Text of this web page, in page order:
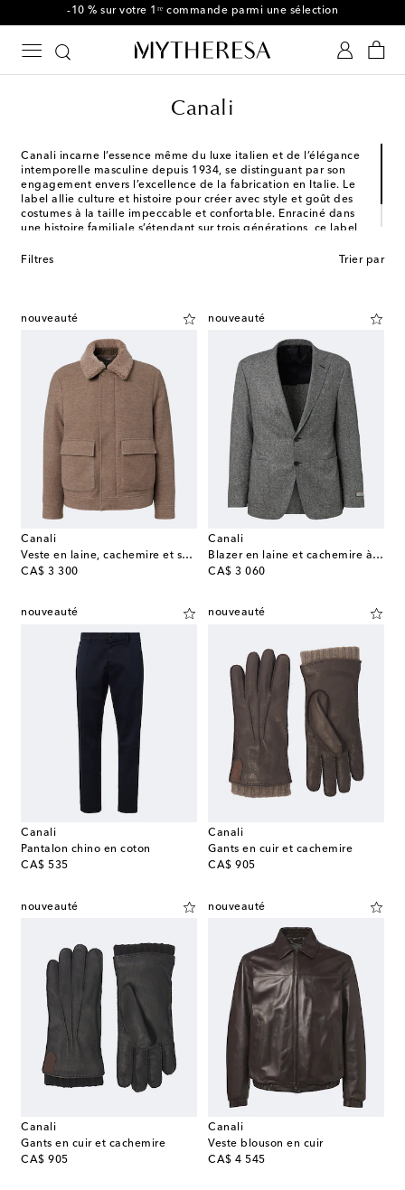
-10 % sur votre 1ʳᵉ commande parmi une sélection
Canali
Canali incarne l’essence même du luxe italien et de l’élégance
intemporelle masculine depuis 1934, se distinguant par son
engagement envers l’excellence de la fabrication en Italie. Le
label allie culture et histoire pour créer avec style et goût des
costumes à la taille impeccable et confortable. Enraciné dans
une histoire familiale s’étendant sur trois générations, ce label
approche contemporaine.
Filtres Trier par
nouveauté
Canali
Veste en laine, cachemire et shearling
CA$ 3 300
original price
nouveauté
Canali
Blazer en laine et cachemire à chevrons
CA$ 3 060
original price
nouveauté
Canali
Pantalon chino en coton
CA$ 535
original price
nouveauté
Canali
Gants en cuir et cachemire
CA$ 905
original price
nouveauté
Canali
Gants en cuir et cachemire
CA$ 905
original price
nouveauté
Canali
Veste blouson en cuir
CA$ 4 545
original price